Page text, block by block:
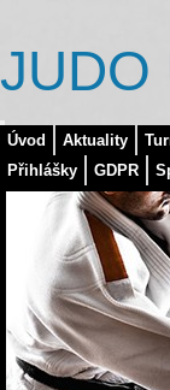
Úvod Aktuality
Přihlášky
GDPR
JUDO